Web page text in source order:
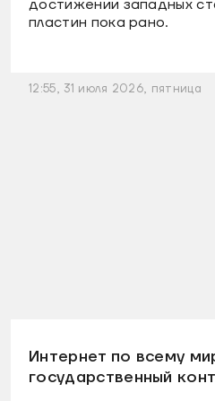
достижении западных
пластин пока рано.
12:55, 31 июля 2026, пятница
Интернет по всему
государственный